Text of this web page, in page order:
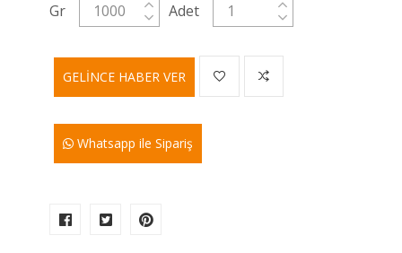
Gr Adet
GELİNCE HABER VER
Whatsapp ile Sipariş